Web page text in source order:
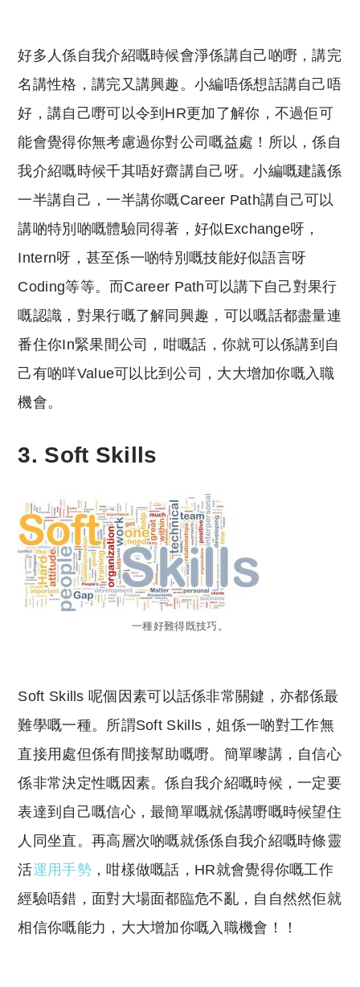
好多人係自我介紹嘅時候會淨係講自己啲嘢，講完
名講性格，講完又講興趣。小編唔係想話講自己唔
好，講自己嘢可以令到HR更加了解你，不過佢可
能會覺得你無考慮過你對公司嘅益處！所以，係自
我介紹嘅時候千其唔好齋講自己呀。小編嘅建議係
一半講自己，一半講你嘅Career Path講自己可以
講啲特別啲嘅體驗同得著，好似Exchange呀，
Intern呀，甚至係一啲特別嘅技能好似語言呀
Coding等等。而Career Path可以講下自己對果行
嘅認識，對果行嘅了解同興趣，可以嘅話都盡量連
番住你In緊果間公司，咁嘅話，你就可以係講到自
己有啲咩Value可以比到公司，大大增加你嘅入職
機會。
3. Soft Skills
一種好難得既技巧。
Soft Skills 呢個因素可以話係非常關鍵，亦都係最
難學嘅一種。所謂Soft Skills，姐係一啲對工作無
直接用處但係有間接幫助嘅嘢。簡單嚟講，自信心
係非常決定性嘅因素。係自我介紹嘅時候，一定要
表達到自己嘅信心，最簡單嘅就係講嘢嘅時候望住
人同坐直。再高層次啲嘅就係係自我介紹嘅時條靈
活運用手勢 ，咁樣做嘅話，HR就會覺得你嘅工作
經驗唔錯，面對大場面都臨危不亂，自自然然佢就
相信你嘅能力，大大增加你嘅入職機會！！